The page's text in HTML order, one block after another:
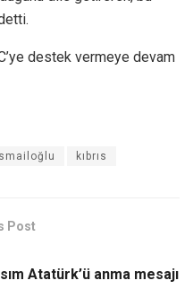
destek vermeye devam
kıbrıs
Post
Atatürk’ü anma mesajı